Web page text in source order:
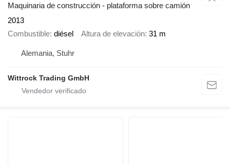
Maquinaria de construcción - plataforma sobre camión
2013
Combustible diésel Altura de elevación 31 m
Alemania, Stuhr
Wittrock Trading GmbH